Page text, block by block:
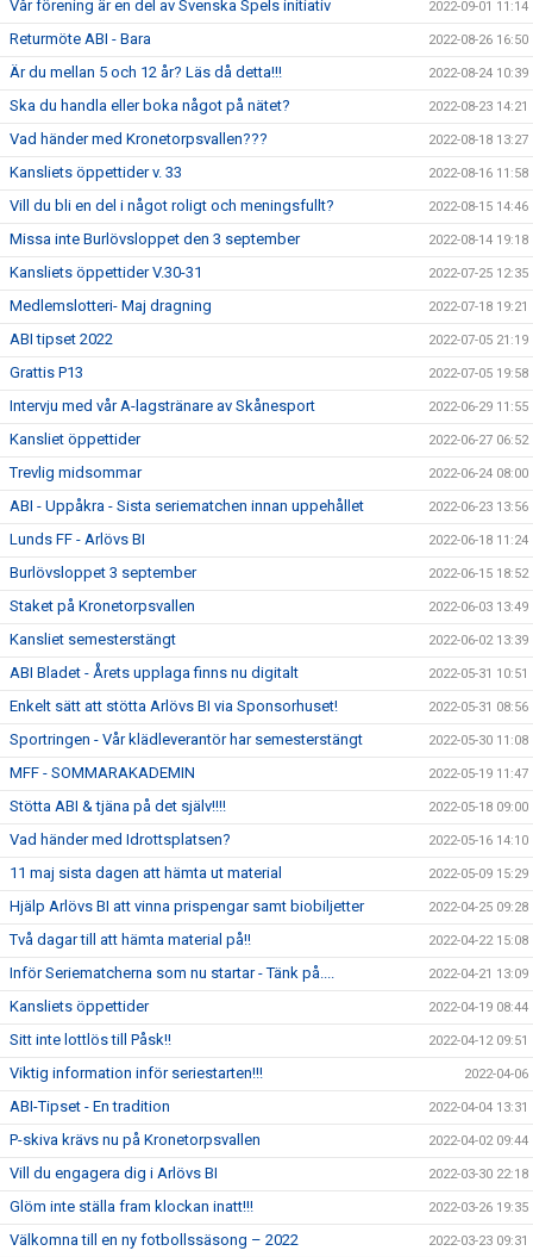
Vår förening är en del av Svenska Spels initiativ 2022-09-01 11:14
Returmöte ABI - Bara 2022-08-26 16:50
Är du mellan 5 och 12 år? Läs då detta!!! 2022-08-24 10:39
Ska du handla eller boka något på nätet? 2022-08-23 14:21
Vad händer med Kronetorpsvallen??? 2022-08-18 13:27
Kansliets öppettider v. 33 2022-08-16 11:58
Vill du bli en del i något roligt och meningsfullt? 2022-08-15 14:46
Missa inte Burlövsloppet den 3 september 2022-08-14 19:18
Kansliets öppettider V.30-31 2022-07-25 12:35
Medlemslotteri- Maj dragning 2022-07-18 19:21
ABI tipset 2022 2022-07-05 21:19
Grattis P13 2022-07-05 19:58
Intervju med vår A-lagstränare av Skånesport 2022-06-29 11:55
Kansliet öppettider 2022-06-27 06:52
Trevlig midsommar 2022-06-24 08:00
ABI - Uppåkra - Sista seriematchen innan uppehållet 2022-06-23 13:56
Lunds FF - Arlövs BI 2022-06-18 11:24
Burlövsloppet 3 september 2022-06-15 18:52
Staket på Kronetorpsvallen 2022-06-03 13:49
Kansliet semesterstängt 2022-06-02 13:39
ABI Bladet - Årets upplaga finns nu digitalt 2022-05-31 10:51
Enkelt sätt att stötta Arlövs BI via Sponsorhuset! 2022-05-31 08:56
Sportringen - Vår klädleverantör har semesterstängt 2022-05-30 11:08
MFF - SOMMARAKADEMIN 2022-05-19 11:47
Stötta ABI & tjäna på det själv!!!! 2022-05-18 09:00
Vad händer med Idrottsplatsen? 2022-05-16 14:10
11 maj sista dagen att hämta ut material 2022-05-09 15:29
Hjälp Arlövs BI att vinna prispengar samt biobiljetter 2022-04-25 09:28
Två dagar till att hämta material på!! 2022-04-22 15:08
Inför Seriematcherna som nu startar - Tänk på.... 2022-04-21 13:09
Kansliets öppettider 2022-04-19 08:44
Sitt inte lottlös till Påsk!! 2022-04-12 09:51
Viktig information inför seriestarten!!! 2022-04-06
ABI-Tipset - En tradition 2022-04-04 13:31
P-skiva krävs nu på Kronetorpsvallen 2022-04-02 09:44
Vill du engagera dig i Arlövs BI 2022-03-30 22:18
Glöm inte ställa fram klockan inatt!!! 2022-03-26 19:35
Välkomna till en ny fotbollssäsong – 2022 2022-03-23 09:31